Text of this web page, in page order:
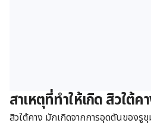
สาเหตุที่ทำให้เกิด สิวใต้ค
สิวใต้คาง มักเกิดจากการอุดตันของรู